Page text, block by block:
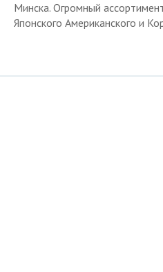
Минска. Огромный
Японского Американского и